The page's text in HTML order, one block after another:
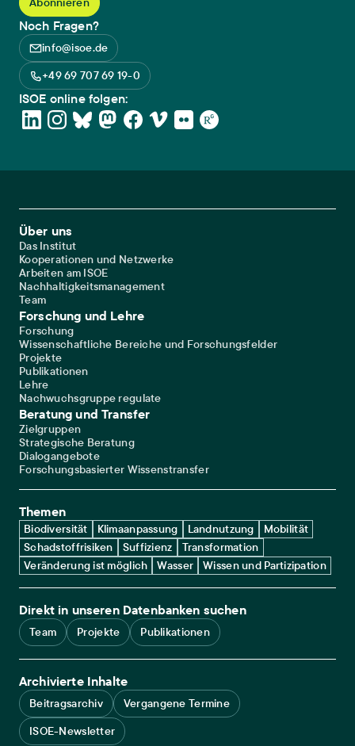
Noch Fragen?
info@isoe.de
+49 69 707 69 19-0
ISOE online folgen:
Footer Main Navigation
Über uns
Das Institut
Kooperationen und Netzwerke
Arbeiten am ISOE
Nachhaltigkeitsmanagement
Team
Forschung und Lehre
Forschung
Wissenschaftliche Bereiche und Forschungsfelder
Projekte
Publikationen
Lehre
Nachwuchsgruppe regulate
Beratung und Transfer
Zielgruppen
Strategische Beratung
Dialogangebote
Forschungsbasierter Wissenstransfer
Themen
Biodiversität Klimaanpassung Landnutzung
Mobilität
Schadstoffrisiken
Suffizienz
Transformation
Veränderung ist möglich
Wasser Wissen und Partizipation
Direkt in unseren Datenbanken suchen
Team Projekte Publikationen
Archivierte Inhalte
Beitragsarchiv
Vergangene Termine
ISOE-Newsletter